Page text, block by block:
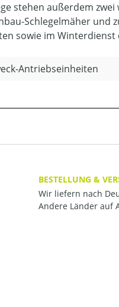
stehen außerdem
Schlegelmäher und
sowie im
Antriebseinheiten
BESTELLUNG &
Wir liefern nach
Andere Länder auf